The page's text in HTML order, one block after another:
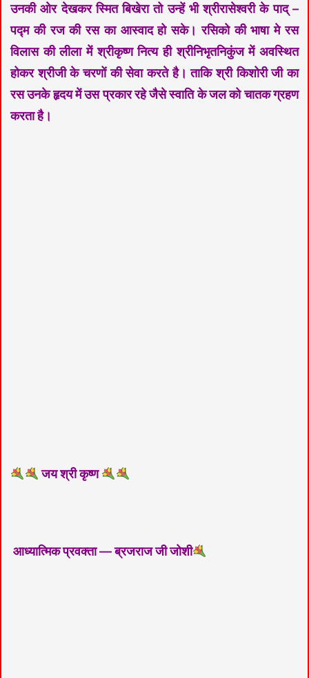
उनकी ओर देखकर स्मित बिखेरा तो उन्हें भी श्रीरासेश्वरी के पाद् –
पद्म की रज की रस का आस्वाद हो सके। रसिको की भाषा मे रस
विलास की लीला में श्रीकृष्ण नित्य ही श्रीनिभृतनिकुंज में अवस्थित
होकर श्रीजी के चरणों की सेवा करते है। ताकि श्री किशोरी जी का
रस उनके हृदय में उस प्रकार रहे जैसे स्वाति के जल को चातक ग्रहण
करता है।
जय श्री कृष्ण
आध्यात्मिक प्रवक्ता — ब्रजराज जी जोशी